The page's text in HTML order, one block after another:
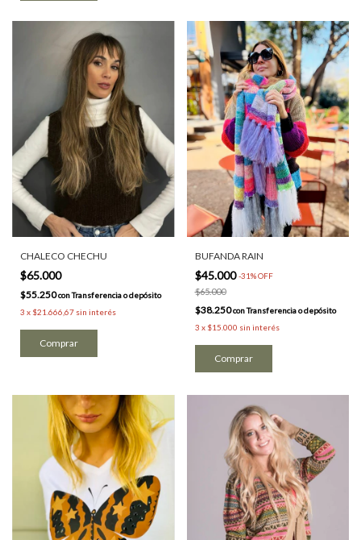
CHALECO CHECHU
$65.000
$55.250conTransferencia o depósito
3 x $21.666,67 sin interés
Comprar
BUFANDA RAIN
$45.000-31%OFF
$65.000
$38.250conTransferencia o depósito
3 x $15.000 sin interés